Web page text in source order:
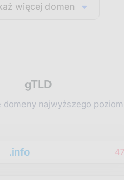
więcej domen
gTLD
domeny najwyższego
.info